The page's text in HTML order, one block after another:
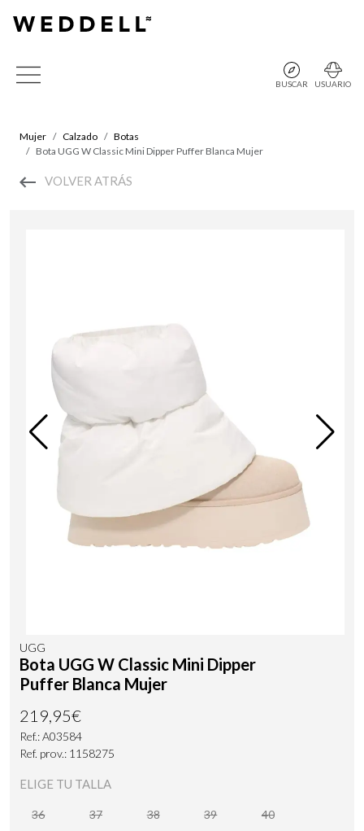
BUSCAR USUARIO
Mujer Calzado
Botas
Bota UGG W Classic Mini Dipper Puffer Blanca Mujer
VOLVER ATRÁS
UGG
Bota UGG W Classic Mini Dipper
Puffer Blanca Mujer
219,95€
Ref.: A03584
Ref. prov.: 1158275
ELIGE TU TALLA
36 37 38 39 40